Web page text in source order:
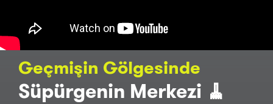
Geçmişin Gölgesinde
Süpürgenin Merkezi 🧹